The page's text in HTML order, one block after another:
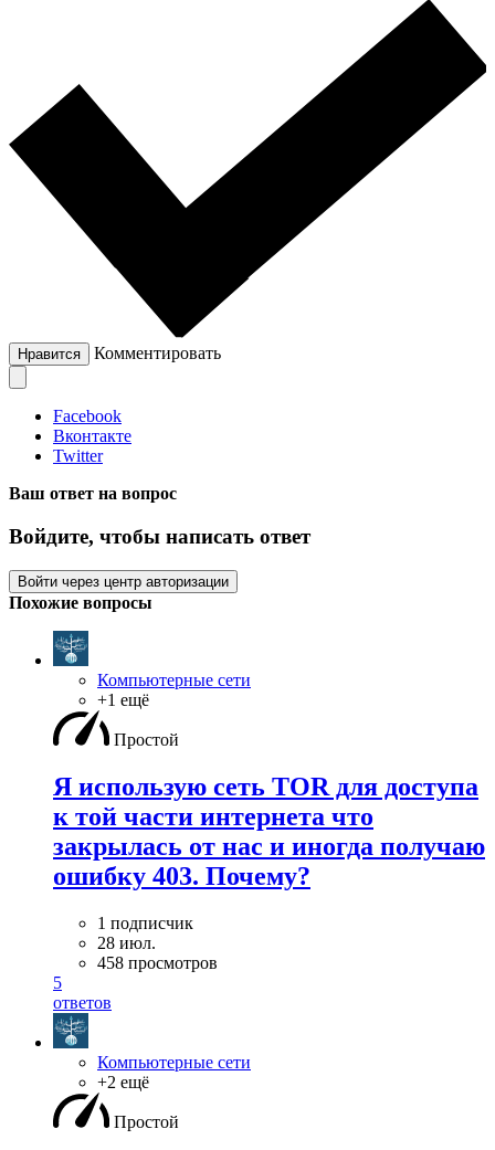
Нравится Комментировать
Facebook
Вконтакте
Twitter
Ваш ответ на вопрос
Войдите, чтобы написать ответ
Войти через центр авторизации
Похожие вопросы
Компьютерные сети
+1 ещё
Простой
Я использую сеть TOR для доступа
к той части интернета что
закрылась от нас и иногда получаю
ошибку 403. Почему?
1 подписчик
28 июл.
458 просмотров
5
ответов
Компьютерные сети
+2 ещё
Простой